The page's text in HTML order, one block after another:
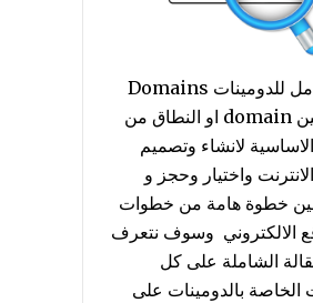
الدليل الشامل للدومينات Domains
يعتبر الدومين domain او النطاق من
لانشاء وتصميم
واختيار وحجز و
خطوة هامة من خطوات
الالكتروني وسوف نتعرف
الشاملة على كل
بالدومينات على